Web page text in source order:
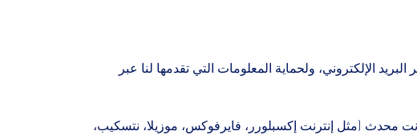
الإلكتروني، ولحماية المعلومات التي تقدمها لنا عبر
محدث (مثل إنترنت إكسبلورر، فايرفوكس، موزيلا، نتسكيب،